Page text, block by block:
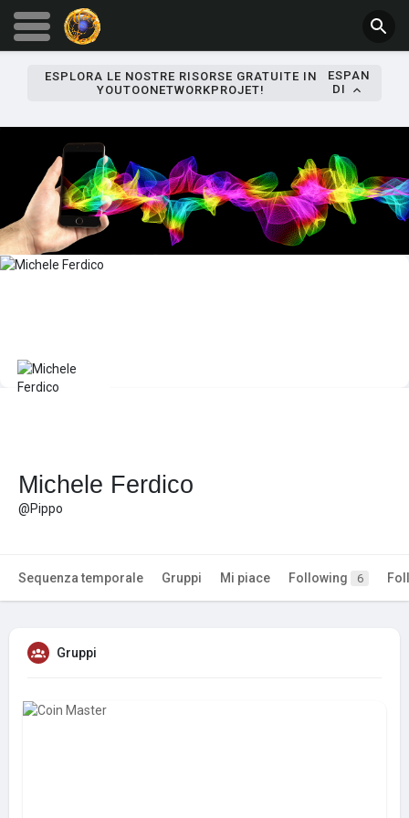
ESPLORA LE NOSTRE RISORSE GRATUITE IN
YOUTOONETWORKPROJET!
ESPAN
DI
Michele Ferdico
@Pippo
Sequenza temporale Gruppi Mi piace Following 6
Gruppi